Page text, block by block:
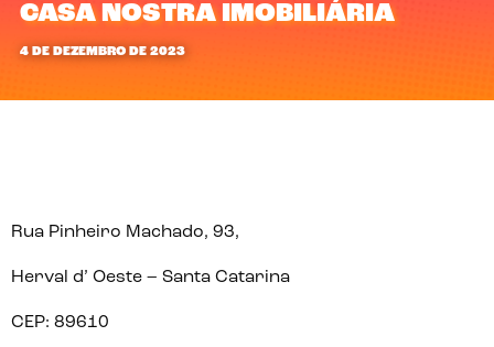
CASA NOSTRA IMOBILIÁRIA
4 DE DEZEMBRO DE 2023
Rua Pinheiro Machado, 93,
Herval d’ Oeste – Santa Catarina
CEP: 89610